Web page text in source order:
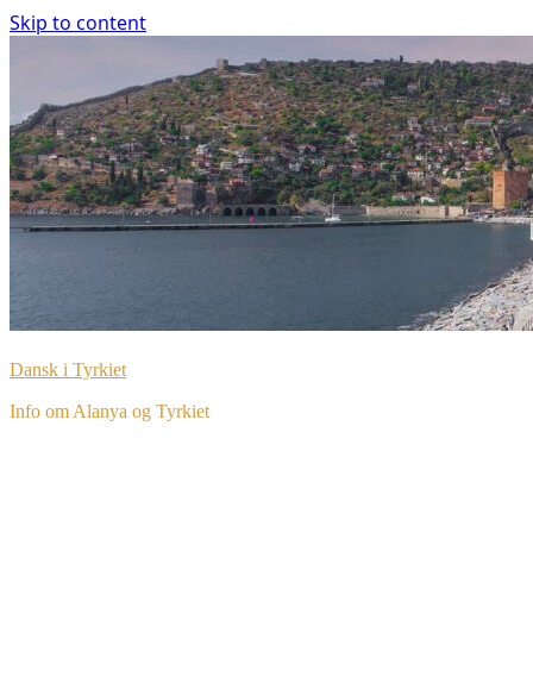
Skip to content
Dansk i Tyrkiet
Info om Alanya og Tyrkiet